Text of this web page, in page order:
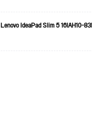
Lenovo IdeaPad Slim 5 16IAH10-